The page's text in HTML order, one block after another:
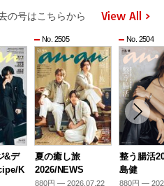
の号はこちらから View All
&デ
K
No. 2505
夏の癒し旅
2026/NEWS
880円 — 2026.07.22
No. 2504
整う腸活
島健
880円 —